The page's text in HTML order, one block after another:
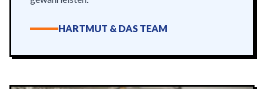
HARTMUT & DAS TEAM